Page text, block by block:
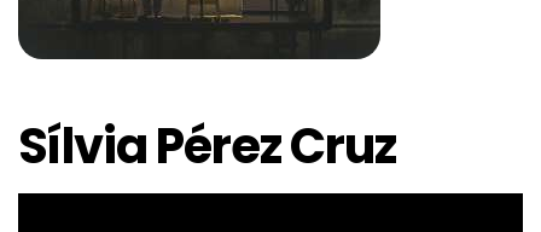
Sílvia Pérez Cruz